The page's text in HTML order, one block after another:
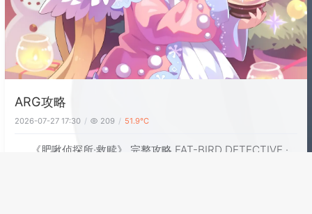
ARG攻略
2026-07-27 17:30 209 51.9℃
《肥啾侦探所·救赎》 完整攻略 FAT-BIRD DETECTIVE ·